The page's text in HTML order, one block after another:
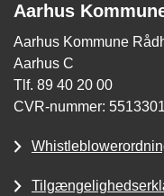
Aarhus
Aarhus Kommune
Aarhus C
Tlf. 89 40 20 00
CVR-nummer: